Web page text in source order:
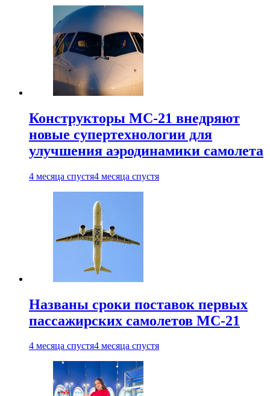
Конструкторы МС-21 внедряют
новые супертехнологии для
улучшения аэродинамики самолета
4 месяца спустя4 месяца спустя
Названы сроки поставок первых
пассажирских самолетов МС-21
4 месяца спустя4 месяца спустя